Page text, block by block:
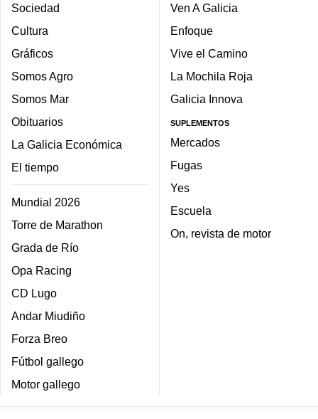
Sociedad
Cultura
Gráficos
Somos Agro
Somos Mar
Obituarios
La Galicia Económica
El tiempo
Mundial 2026
Torre de Marathon
Grada de Río
Opa Racing
CD Lugo
Andar Miudiño
Forza Breo
Fútbol gallego
Motor gallego
Ven A Galicia
Enfoque
Vive el Camino
La Mochila Roja
Galicia Innova
SUPLEMENTOS
Mercados
Fugas
Yes
Escuela
On, revista de motor